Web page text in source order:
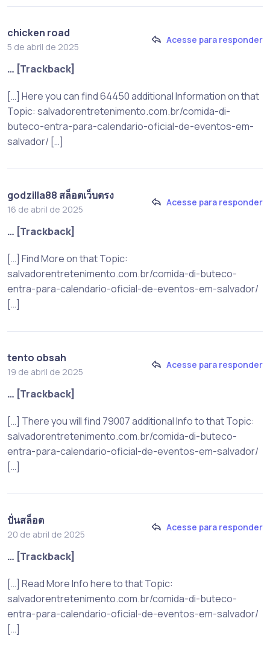
chicken road
5 de abril de 2025
Acesse para responder
… [Trackback]
[…] Here you can find 64450 additional Information on that
Topic: salvadorentretenimento.com.br/comida-di-
buteco-entra-para-calendario-oficial-de-eventos-em-
salvador/ […]
godzilla88 สล็อตเว็บตรง
16 de abril de 2025
Acesse para responder
… [Trackback]
[…] Find More on that Topic:
salvadorentretenimento.com.br/comida-di-buteco-
entra-para-calendario-oficial-de-eventos-em-salvador/
[…]
tento obsah
19 de abril de 2025
Acesse para responder
… [Trackback]
[…] There you will find 79007 additional Info to that Topic:
salvadorentretenimento.com.br/comida-di-buteco-
entra-para-calendario-oficial-de-eventos-em-salvador/
[…]
ปั่นสล็อต
20 de abril de 2025
Acesse para responder
… [Trackback]
[…] Read More Info here to that Topic:
salvadorentretenimento.com.br/comida-di-buteco-
entra-para-calendario-oficial-de-eventos-em-salvador/
[…]